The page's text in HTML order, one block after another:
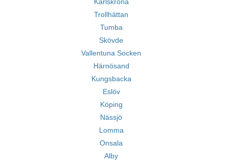
Trollhättan
Tumba
Skövde
Vallentuna Socken
Härnösand
Kungsbacka
Eslöv
Köping
Nässjö
Lomma
Onsala
Alby